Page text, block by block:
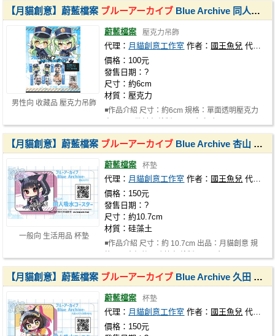
男性向 收藏品 壓克力吊飾
【月貓創意】蔚藍檔案 ブルーアーカイブ Blue Archive 同人壓克力吊飾 橘ヒカリ,橘ノゾミ,内海アオバ,歌住サクラコ,蒼森ミネ,伊落マリー 繪師 國王魚兒
蔚藍檔案 壓克力吊飾
代理： 月貓創意工作室 作者： 國王魚兒 代理社團：
價格：100元
發售日期：?
尺寸：約6cm
材質：壓克力
◾作品介紹 尺寸：約6cm 規格：單面透明壓克力
一般向 生活用品 杯墊
【月貓創意】蔚藍檔案 ブルーアーカイブ Blue Archive 杏山 カズサ 千紗 同人吸水杯墊 繪師 國王魚兒
蔚藍檔案 杯墊
代理： 月貓創意工作室 作者： 國王魚兒 代理社團：
價格：150元
發售日期：?
尺寸：約10.7cm
材質：硅藻土
◾作品介紹 尺寸：約 10.7cm 出品：月貓創意 規
【月貓創意】蔚藍檔案 ブルーアーカイブ Blue Archive 久田 イズナ 伊樹菜 泉奈 同人吸水杯墊 繪師 國王魚兒
蔚藍檔案 杯墊
代理： 月貓創意工作室 作者： 國王魚兒 代理社團：
價格：150元